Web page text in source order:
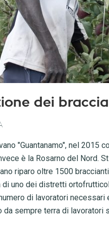
dei
"Guantanamo", nel 2015
è la Rosarno del Nord.
riparo oltre 1500
uno dei distretti
di lavoratori necessari
sempre terra di